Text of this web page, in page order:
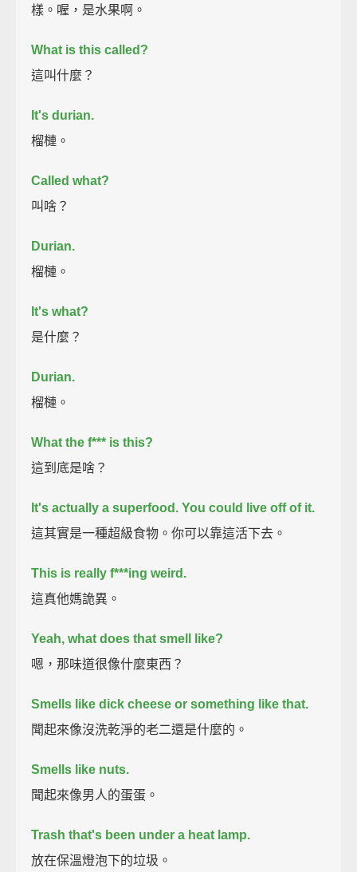
樣。喔，是水果啊。
What is this called?
這叫什麼？
It's durian.
榴槤。
Called what?
叫啥？
Durian.
榴槤。
It's what?
是什麼？
Durian.
榴槤。
What the f*** is this?
這到底是啥？
It's actually a superfood. You could live off of it.
這其實是一種超級食物。你可以靠這活下去。
This is really f***ing weird.
這真他媽詭異。
Yeah, what does that smell like?
嗯，那味道很像什麼東西？
Smells like dick cheese or something like that.
聞起來像沒洗乾淨的老二還是什麼的。
Smells like nuts.
聞起來像男人的蛋蛋。
Trash that's been under a heat lamp.
放在保溫燈泡下的垃圾。